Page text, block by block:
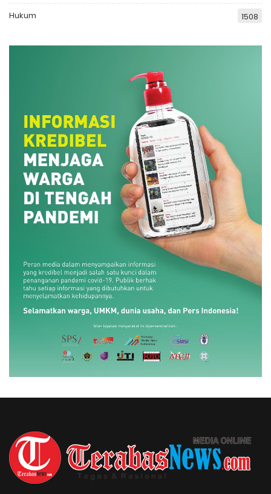
Hukum 1508